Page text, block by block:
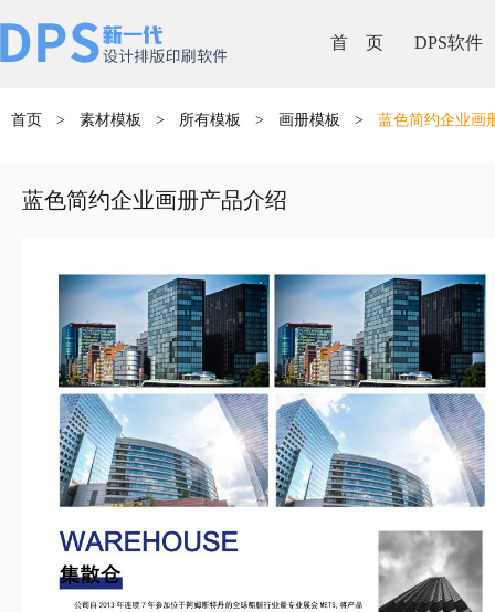
首 页 DPS软件
首页 > 素材模板 > 所有模板 > 画册模板 > 蓝色简约企业画
蓝色简约企业画册产品介绍